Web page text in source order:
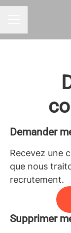
Demander
Recevez une
que nous
recrutement.
Supprimer